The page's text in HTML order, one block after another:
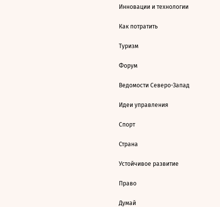
Инновации и технологии
Как потратить
Туризм
Форум
Ведомости Северо-Запад
Идеи управления
Спорт
Страна
Устойчивое развитие
Право
Думай